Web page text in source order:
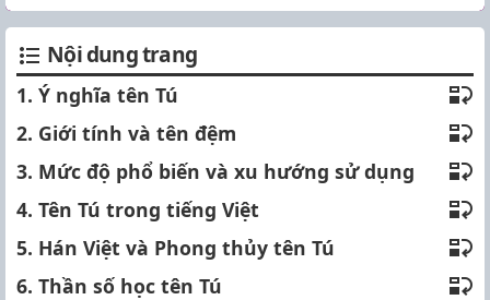
Nội dung trang
1. Ý nghĩa tên Tú
2. Giới tính và tên đệm
3. Mức độ phổ biến và xu hướng sử dụng
4. Tên Tú trong tiếng Việt
5. Hán Việt và Phong thủy tên Tú
6. Thần số học tên Tú